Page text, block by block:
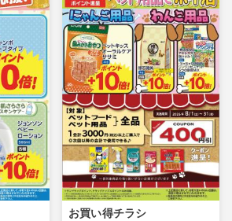
お買い得チラシ